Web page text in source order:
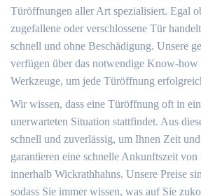
Türöffnungen aller Art spezialisiert. Egal
zugefallene oder verschlossene Tür
schnell und ohne Beschädigung. Unsere
verfügen über das notwendige Know-how
Werkzeuge, um jede Türöffnung
Wir wissen, dass eine Türöffnung oft in
unerwarteten Situation stattfindet. Aus
schnell und zuverlässig, um Ihnen Zeit
garantieren eine schnelle Ankunftszeit
innerhalb Wickrathhahns. Unsere Preise
sodass Sie immer wissen, was auf Sie